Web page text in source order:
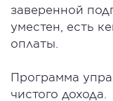
заверенной
уместен, есть
оплаты.
Программа
чистого дохода.